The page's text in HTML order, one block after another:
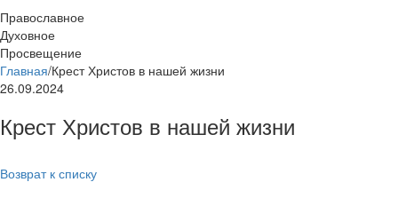
Православное
Духовное
Просвещение
Главная/Крест Христов в нашей жизни
26.09.2024
Крест Христов в нашей жизни
Возврат к списку